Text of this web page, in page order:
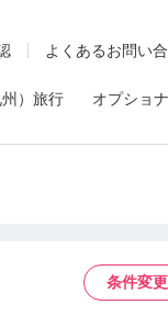
よくあるお問い
）旅行 オプショ
条件変更